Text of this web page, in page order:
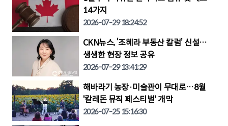
14가지
2026-07-29 18:24:52
CKN뉴스, ‘조혜라 부동산 칼럼’ 신설…
생생한 현장 정보 공유
2026-07-29 13:41:29
해바라기 농장·미술관이 무대로…8월
'칼레돈 뮤직 페스티벌' 개막
2026-07-25 15:16:30